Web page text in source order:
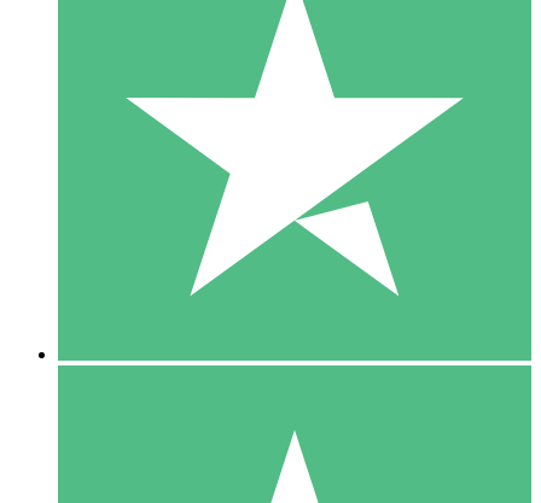
Individuelle Credit-Pakete
Zahlen Sie nach Bedarf mit Download-Credits. Keine
monatliche Verpflichtung erforderlich.
10 00
10 Downloads
20 00